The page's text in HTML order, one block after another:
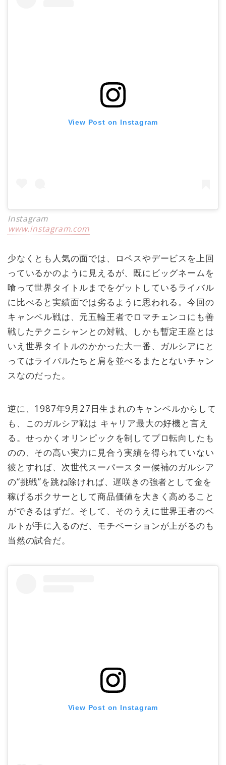
View Post on Instagram
Instagram
www.instagram.com
少なくとも人気の面では、ロペスやデービスを上回
っているかのように見えるが、既にビッグネームを
喰って世界タイトルまでをゲットしているライバル
に比べると実績面では劣るように思われる。今回の
キャンベル戦は、元五輪王者でロマチェンコにも善
戦したテクニシャンとの対戦、しかも暫定王座とは
いえ世界タイトルのかかった大一番、ガルシアにと
ってはライバルたちと肩を並べるまたとないチャン
スなのだった。
逆に、1987年9月27日生まれのキャンベルからして
も、このガルシア戦は キャリア最大の好機と言え
る。せっかくオリンピックを制してプロ転向したも
のの、その高い実力に見合う実績を得られていない
彼とすれば、次世代スーパースター候補のガルシア
の“挑戦”を跳ね除ければ、遅咲きの強者として金を
稼げるボクサーとして商品価値を大きく高めること
ができるはずだ。そして、そのうえに世界王者のベ
ルトが手に入るのだ、モチベーションが上がるのも
当然の試合だ。
View Post on Instagram